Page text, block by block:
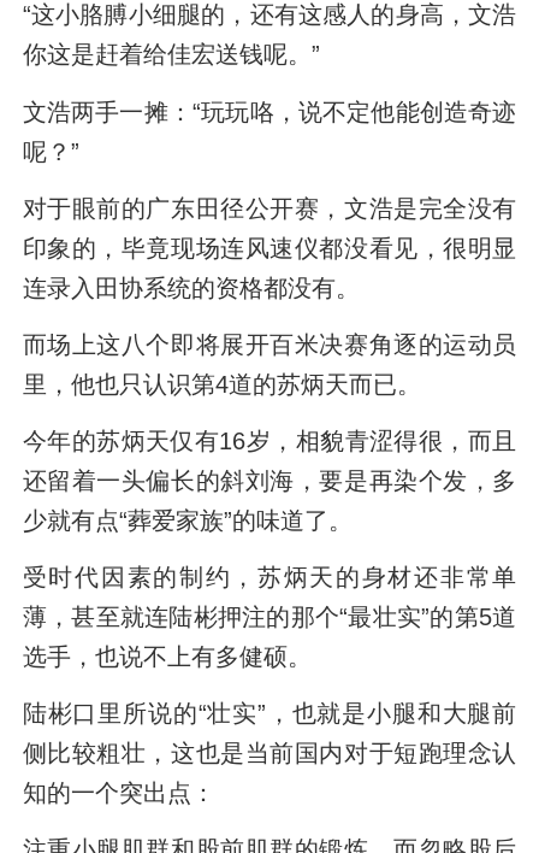
“这小胳膊小细腿的，还有这感人的身高，文浩
你这是赶着给佳宏送钱呢。”
文浩两手一摊：“玩玩咯，说不定他能创造奇迹
呢？”
对于眼前的广东田径公开赛，文浩是完全没有
印象的，毕竟现场连风速仪都没看见，很明显
连录入田协系统的资格都没有。
而场上这八个即将展开百米决赛角逐的运动员
里，他也只认识第4道的苏炳天而已。
今年的苏炳天仅有16岁，相貌青涩得很，而且
还留着一头偏长的斜刘海，要是再染个发，多
少就有点“葬爱家族”的味道了。
受时代因素的制约，苏炳天的身材还非常单
薄，甚至就连陆彬押注的那个“最壮实”的第5道
选手，也说不上有多健硕。
陆彬口里所说的“壮实”，也就是小腿和大腿前
侧比较粗壮，这也是当前国内对于短跑理念认
知的一个突出点：